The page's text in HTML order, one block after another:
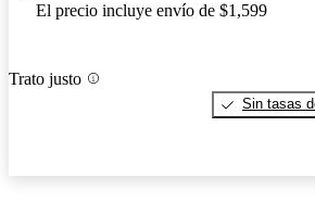
El precio incluye envío de $1,599
Trato justo
Sin tasas